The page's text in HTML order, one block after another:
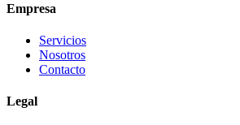
Empresa
Servicios
Nosotros
Contacto
Legal